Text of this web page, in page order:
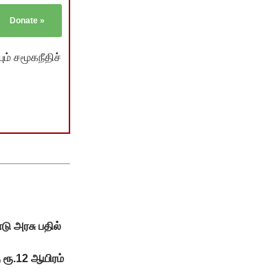
Donate »
சமூகநீதிச்
அரசு பதில்
ஆயிரம்